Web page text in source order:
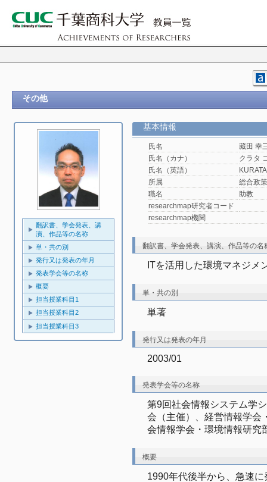
その他
翻訳書、学会発表、講
演、作品等の名称
単・共の別
発行又は発表の年月
発表学会等の名称
概要
担当授業科目1
担当授業科目2
担当授業科目3
基本情報
氏名
藏田 幸
氏名（カナ）
クラタ
氏名（英語）
所属
総合政
職名
助教
researchmap研究者コード
researchmap機関
翻訳書、学会発表、講演、作品等の名
ITを活用した環境マネジメ
単・共の別
単著
発行又は発表の年月
2003/01
発表学会等の名称
第9回社会情報システム学
会（主催）、経営情報学会
会情報学会・環境情報研究
概要
1990年代後半から、急速